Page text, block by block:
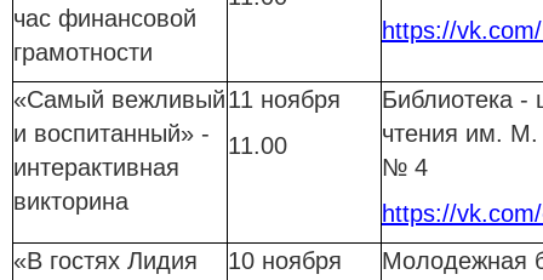
час финансовой
грамотности
https://
«Самый вежливый
и воспитанный» -
интерактивная
викторина
11 ноября
11.00
Библиотека -
чтения им.
№ 4
https://
«В гостях Лидия
10 ноября
Молодежная